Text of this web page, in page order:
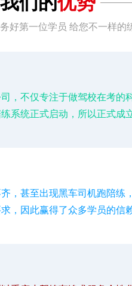
好第一位学员 给您不一样的
，不仅专注于做驾校在考的
系统正式启动，所以正式成
，甚至出现黑车司机跑陪
，因此赢得了众多学员的信